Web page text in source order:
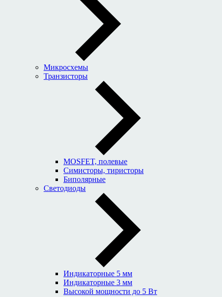
Микросхемы
Транзисторы
MOSFET, полевые
Симисторы, тиристоры
Биполярные
Светодиоды
Индикаторные 5 мм
Индикаторные 3 мм
Высокой мощности до 5 Вт